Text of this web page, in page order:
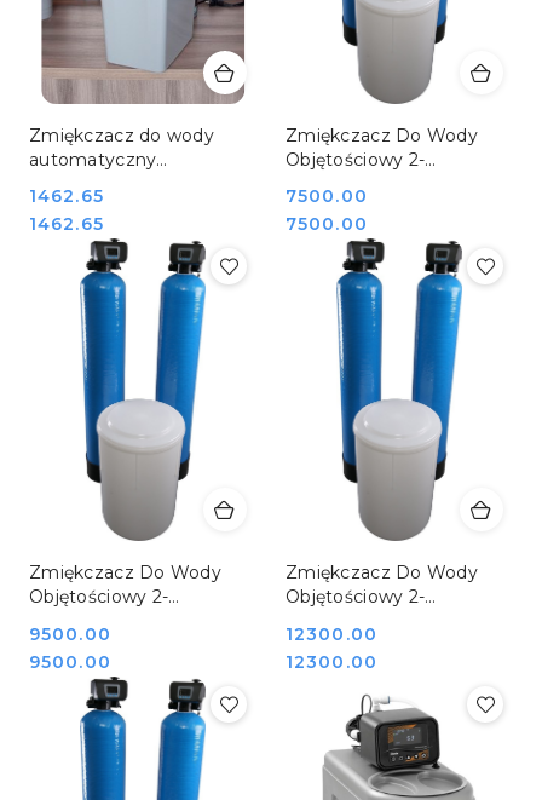
Zmiękczacz do wody
automatyczny
REDFOX 00025809
Cena:
1462.65
Cena:
1462.65
Zmiękczacz Do Wody
Objętościowy 2-
Kg Mijar DUPLEX 30
Cena:
7500.00
Cena:
7500.00
Zmiękczacz Do Wody
Objętościowy 2-
Kg Mijar DUPLEX 50
Cena:
9500.00
Cena:
9500.00
Zmiękczacz Do Wody
Objętościowy 2-
Kg Mijar DUPLEX 75
Cena:
12300.00
Cena:
12300.00